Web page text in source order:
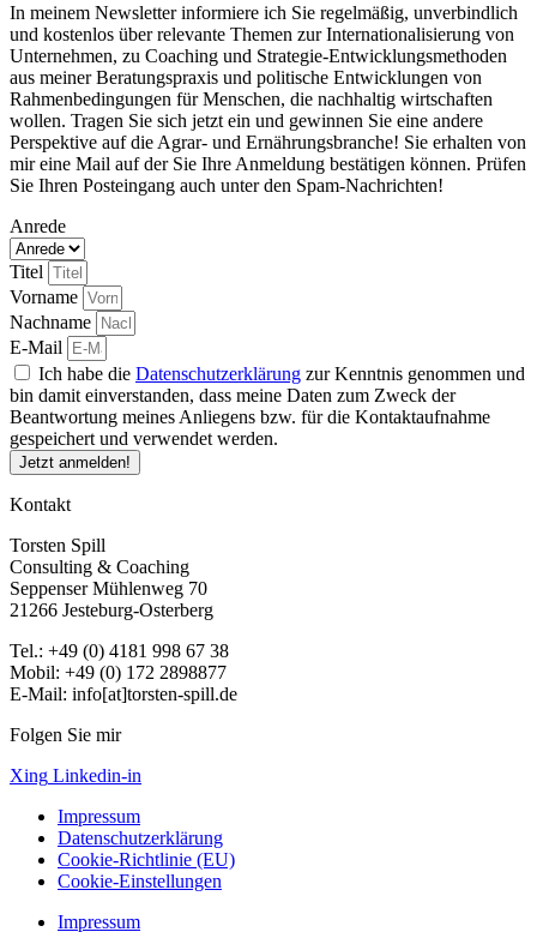
In meinem Newsletter informiere ich Sie regelmäßig, unverbindlich
und kostenlos über relevante Themen zur Internationalisierung von
Unternehmen, zu Coaching und Strategie-Entwicklungsmethoden
aus meiner Beratungspraxis und politische Entwicklungen von
Rahmenbedingungen für Menschen, die nachhaltig wirtschaften
wollen. Tragen Sie sich jetzt ein und gewinnen Sie eine andere
Perspektive auf die Agrar- und Ernährungsbranche! Sie erhalten von
mir eine Mail auf der Sie Ihre Anmeldung bestätigen können. Prüfen
Sie Ihren Posteingang auch unter den Spam-Nachrichten!
Anrede
Titel
Vorname
Nachname
E-Mail
Ich habe die Datenschutzerklärung zur Kenntnis genommen und
bin damit einverstanden, dass meine Daten zum Zweck der
Beantwortung meines Anliegens bzw. für die Kontaktaufnahme
gespeichert und verwendet werden.
Jetzt anmelden!
Kontakt
Torsten Spill
Consulting & Coaching
Seppenser Mühlenweg 70
21266 Jesteburg-Osterberg
Tel.: +49 (0) 4181 998 67 38
Mobil: +49 (0) 172 2898877
E-Mail: info[at]torsten-spill.de
Folgen Sie mir
Xing Linkedin-in
Impressum
Datenschutzerklärung
Cookie-Richtlinie (EU)
Cookie-Einstellungen
Impressum